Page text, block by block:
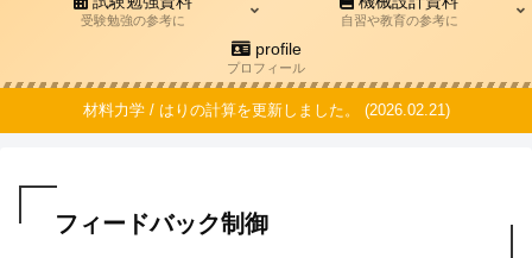
受験勉強の参考に 自習や教育の参考に
profile
プロフィール
材料力学 / はりの計算を更新しました。 (2026.02.21)
フィードバック制御